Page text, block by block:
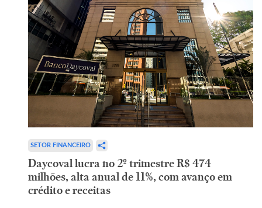
SETOR FINANCEIRO
Daycoval lucra no 2º trimestre R$ 474
milhões, alta anual de 11%, com avanço em
crédito e receitas